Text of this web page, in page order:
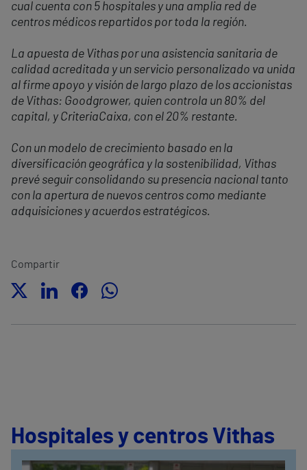
cual cuenta con 5 hospitales y una amplia red de
centros médicos repartidos por toda la región.
La apuesta de Vithas por una asistencia sanitaria de
calidad acreditada y un servicio personalizado va unida
al firme apoyo y visión de largo plazo de los accionistas
de Vithas: Goodgrower, quien controla un 80% del
capital, y CriteriaCaixa, con el 20% restante.
Con un modelo de crecimiento basado en la
diversificación geográfica y la sostenibilidad, Vithas
prevé seguir consolidando su presencia nacional tanto
con la apertura de nuevos centros como mediante
adquisiciones y acuerdos estratégicos.
Compartir
Hospitales y centros Vithas